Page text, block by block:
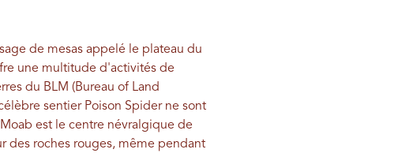
de mesas appelé le plateau du
une multitude d'activités de
du BLM (Bureau of Land
sentier Poison Spider ne sont
est le centre névralgique de
des roches rouges, même pendant